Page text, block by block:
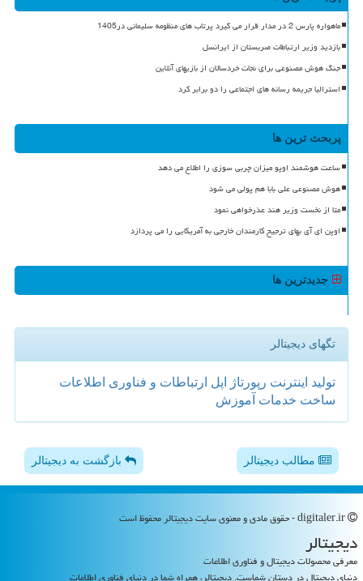
ماهواره پارس 2 در مدار قرار می گیرد پرتاب های منظومه سلیمانی در1405
بازدید وزیر ارتباطات صربستان از ایرانسل
جنگ هوش مصنوعی برای نجات خردسالان از بازیهای آنلاین
استرالیا جریمه رسانه های اجتماعی را دو برابر کرد
پربحث ترین ها
ساعت هوشمند اوپو میزان چربی سوزی را اطلاع می دهد
هوش مصنوعی علی بابا هم پولی می شود
متا از نخست وزیر هند عذرخواهی نمود
اوپن ای آی بهای ترجیح کارمندان خارجی به آمریکایی را می پردازد
جدیدترین ها
تگهای دیجیتالر
تولید اینترنت رپورتاژ اپل ارتباطات و فناوری اطلاعات
ساخت خدمات آموزش
مطالب دیجیتالر بازگشت به دیجیتالر
دیجیتالر
معرفی محصولات دیجیتال و فناوری اطلاعات
دنیای دیجیتال در دستان شماست. دیجیتالر، همراه شما در دنیای فناوری اطلاعات